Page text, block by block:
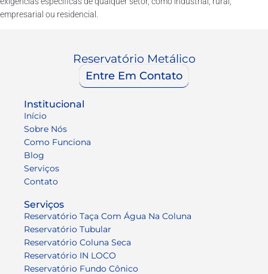
empresarial ou residencial.
Reservatório Metálico
Entre Em Contato
Institucional
Início
Sobre Nós
Como Funciona
Blog
Serviços
Contato
Serviços
Reservatório Taça Com Água Na Coluna
Reservatório Tubular
Reservatório Coluna Seca
Reservatório IN LOCO
Reservatório Fundo Cônico